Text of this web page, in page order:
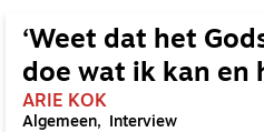
‘Weet dat het
doe wat ik kan en
ARIE KOK
Algemeen Interview